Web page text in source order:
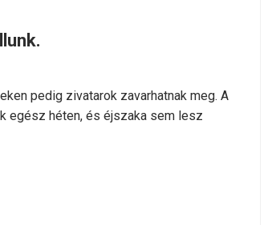
pedig zivatarok zavarhatnak meg. A
egész héten, és éjszaka sem lesz